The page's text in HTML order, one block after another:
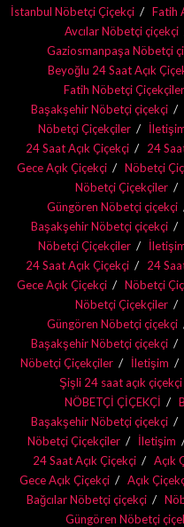
İstanbul Nöbetçi Çiçekçi
Fatih
Avcılar Nöbetçi çiçekçi
Gaziosmanpaşa Nöbetçi
Beyoğlu 24 Saat Açık
Fatih Nöbetçi Çiçekçiler
Başakşehir Nöbetçi çiçekçi
Nöbetçi Çiçekçiler
24 Saat Açık Çiçekçi
24
Gece Açık Çiçekçi
Nöbetçi
Nöbetçi Çiçekçiler
Güngören Nöbetçi çiçekçi
Başakşehir Nöbetçi çiçekçi
Nöbetçi Çiçekçiler
24 Saat Açık Çiçekçi
24
Gece Açık Çiçekçi
Nöbetçi
Nöbetçi Çiçekçiler
Güngören Nöbetçi çiçekçi
Başakşehir Nöbetçi çiçekçi
Nöbetçi Çiçekçiler
İletişim
Şişli 24 saat açık çiçekçi
NÖBETÇİ ÇİÇEKÇİ
Başakşehir Nöbetçi çiçekçi
Nöbetçi Çiçekçiler
İletişim
24 Saat Açık Çiçekçi
Açık
Gece Açık Çiçekçi
Açık
Bağcılar Nöbetçi çiçekçi
Güngören Nöbetçi